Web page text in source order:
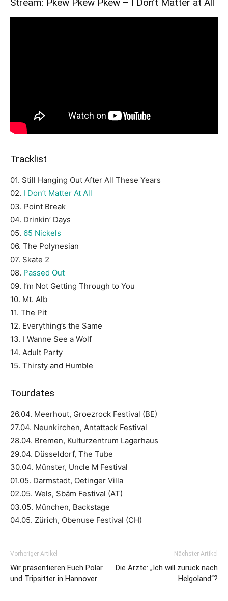
Tracklist
01. Still Hanging Out After All These Years
02. I Don’t Matter At All
03. Point Break
04. Drinkin’ Days
05. 65 Nickels
06. The Polynesian
07. Skate 2
08. Passed Out
09. I’m Not Getting Through to You
10. Mt. Alb
11. The Pit
12. Everything’s the Same
13. I Wanne See a Wolf
14. Adult Party
15. Thirsty and Humble
Tourdates
26.04. Meerhout, Groezrock Festival (BE)
27.04. Neunkirchen, Antattack Festival
28.04. Bremen, Kulturzentrum Lagerhaus
29.04. Düsseldorf, The Tube
30.04. Münster, Uncle M Festival
01.05. Darmstadt, Oetinger Villa
02.05. Wels, Sbäm Festival (AT)
03.05. München, Backstage
04.05. Zürich, Obenuse Festival (CH)
Vorheriger Artikel
Wir präsentieren Euch Polar
und Tripsitter in Hannover
Nächster Artikel
Die Ärzte: „Ich will zurück nach
Helgoland“?